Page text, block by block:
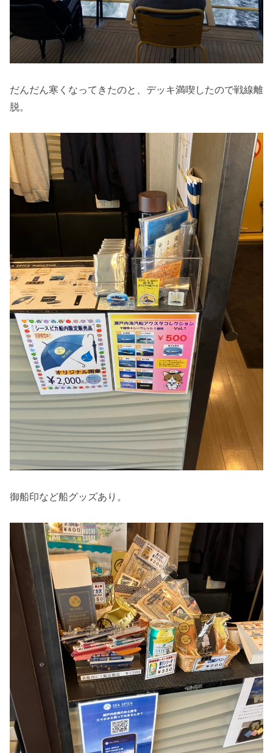
だんだん寒くなってきたのと、デッキ満喫したので戦線離
脱。
御船印など船グッズあり。